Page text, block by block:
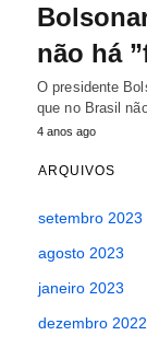
não há
O presidente
que no Brasil
4 anos ago
ARQUIVOS
setembro 2023
agosto 2023
janeiro 2023
dezembro 2022